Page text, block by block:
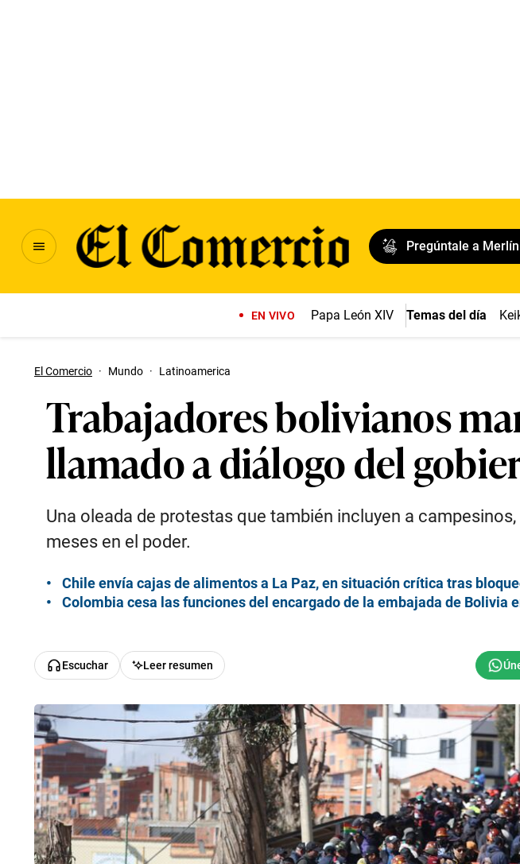
Pregúntale a
EN VIVO Papa León XIV Temas del día
El Comercio · Mundo · Latinoamerica
Trabajadores bolivianos
llamado a diálogo del
Una oleada de protestas que también incluyen a
meses en el poder.
Chile envía cajas de alimentos a La Paz, en situación crítica tras
Colombia cesa las funciones del encargado de la embajada de Bolivia
Escuchar Leer resumen